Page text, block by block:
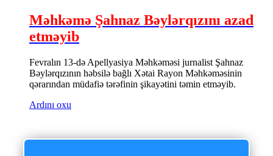
Məhkəmə Şahnaz Bəylərqızını azad
etməyib
Fevralın 13-də Apellyasiya Məhkəməsi jurnalist Şahnaz
Bəylərqızının həbsilə bağlı Xətai Rayon Məhkəməsinin
qərarından müdafiə tərəfinin şikayətini təmin etməyib.
Ardını oxu